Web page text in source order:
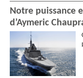
Notre puissance
d’Aymeric